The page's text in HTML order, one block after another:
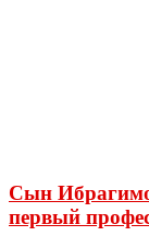
Сын
первый